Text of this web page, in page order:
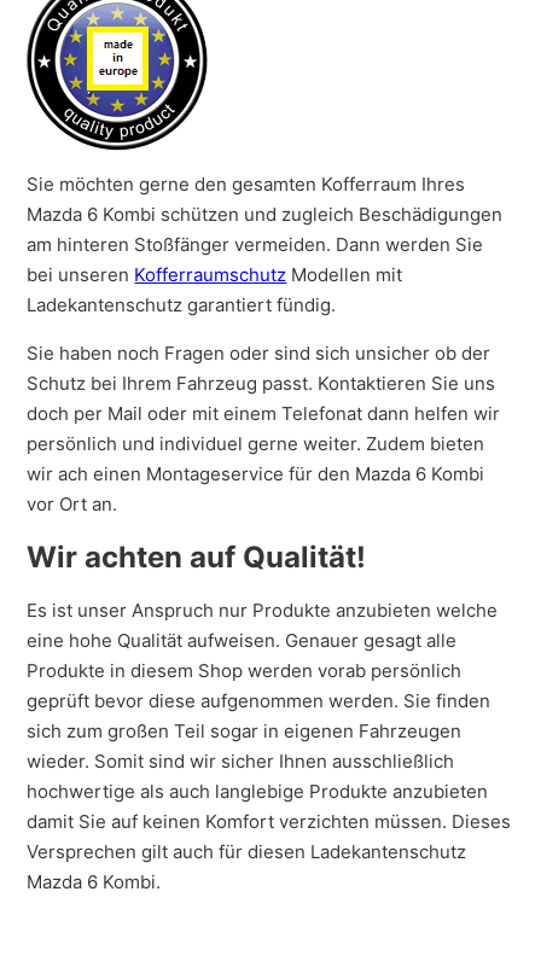
Sie möchten gerne den gesamten Kofferraum Ihres
Mazda 6 Kombi schützen und zugleich Beschädigungen
am hinteren Stoßfänger vermeiden. Dann werden Sie
bei unseren Kofferraumschutz Modellen mit
Ladekantenschutz garantiert fündig.
Sie haben noch Fragen oder sind sich unsicher ob der
Schutz bei Ihrem Fahrzeug passt. Kontaktieren Sie uns
doch per Mail oder mit einem Telefonat dann helfen wir
persönlich und individuel gerne weiter. Zudem bieten
wir ach einen Montageservice für den Mazda 6 Kombi
vor Ort an.
Wir achten auf Qualität!
Es ist unser Anspruch nur Produkte anzubieten welche
eine hohe Qualität aufweisen. Genauer gesagt alle
Produkte in diesem Shop werden vorab persönlich
geprüft bevor diese aufgenommen werden. Sie finden
sich zum großen Teil sogar in eigenen Fahrzeugen
wieder. Somit sind wir sicher Ihnen ausschließlich
hochwertige als auch langlebige Produkte anzubieten
damit Sie auf keinen Komfort verzichten müssen. Dieses
Versprechen gilt auch für diesen Ladekantenschutz
Mazda 6 Kombi.